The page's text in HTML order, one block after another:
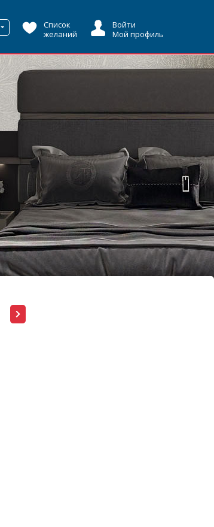
Список
желаний
Войти
Мой профиль